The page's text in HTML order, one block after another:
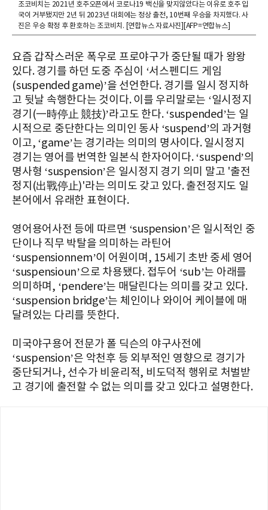
조코비치는 2021년 호주오픈에서 코로나19 백신을 맞지않았다는 이유로 호주 입
국이 거부됐지만 2년 뒤 2023년 대회에는 정상 출전, 10번째 우승을 차지했다. 사
진은 우승 확정 후 환호하는 조코비치. [연합뉴스 자료사진][AFP=연합뉴스]
요즘 갑작스러운 폭우로 프로야구가 중단될 때가 왕왕
있다. 경기를 하던 도중 주심이 ‘서스펜디드 게임
(suspended game)’을 선언한다. 경기를 일시 정지하
고 뒷날 속행한다는 것이다. 이를 우리말로는 ‘일시정지
경기(一時停止 競技)’라고도 한다. ‘suspended’는 일
시적으로 중단한다는 의미인 동사 ‘suspend’의 과거형
이고, ‘game’는 경기라는 의미의 명사이다. 일시정지
경기는 영어를 번역한 일본식 한자어이다. ‘suspend’의
명사형 ‘suspension’은 일시정지 경기 의미 말고 '출전
정지(出戰停止)'라는 의미도 갖고 있다. 출전정지도 일
본어에서 유래한 표현이다.
영어용어사전 등에 따르면 ‘suspension’은 일시적인 중
단이나 직무 박탈을 의미하는 라틴어
‘suspensionnem’이 어원이며, 15세기 초반 중세 영어
‘suspensioun’으로 차용됐다. 접두어 ‘sub’는 아래를
의미하며, ‘pendere’는 매달린다는 의미를 갖고 있다.
‘suspension bridge’는 체인이나 와이어 케이블에 매
달려있는 다리를 뜻한다.
미국야구용어 전문가 폴 딕슨의 야구사전에
‘suspension’은 악천후 등 외부적인 영향으로 경기가
중단되거나, 선수가 비윤리적, 비도덕적 행위로 처벌받
고 경기에 출전할 수 없는 의미를 갖고 있다고 설명한다.